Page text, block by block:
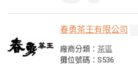
春勇茶王有限公司
廠商分類： 茶區
攤位號碼：S536